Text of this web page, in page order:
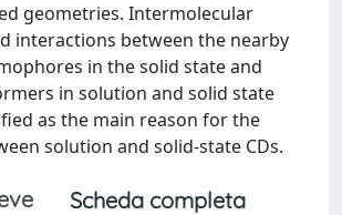
geometries. Intermolecular
interactions between the nearby
in the solid state and
in solution and solid state
as the main reason for the
solution and solid-state CDs.
Scheda completa